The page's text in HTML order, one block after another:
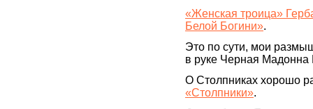
«Женская троица»
Белой Богини».
Это по сути, мои
в руке Черная Мадонна
О Столпниках хорошо
«Столпники».